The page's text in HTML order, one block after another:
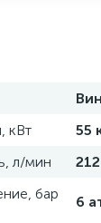
кВт
55
л/мин
бар
6